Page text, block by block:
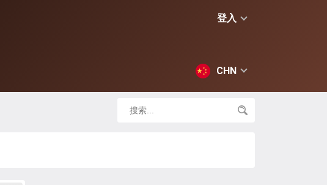
登入
CHN